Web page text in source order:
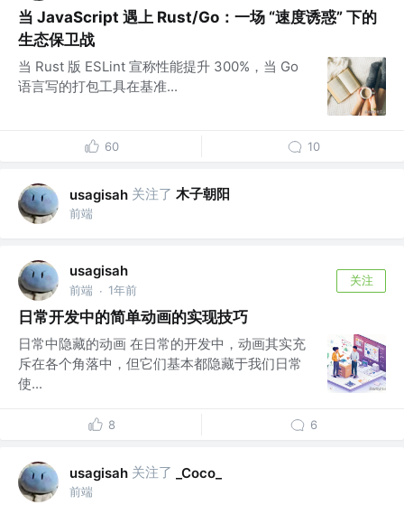
当 JavaScript 遇上 Rust/Go：一场 “速度诱惑” 下的
生态保卫战
当 Rust 版 ESLint 宣称性能提升 300%，当 Go
语言写的打包工具在基准...
60 10
usagisah 关注了 木子朝阳
前端
usagisah
前端 · 1年前
关注
日常开发中的简单动画的实现技巧
日常中隐藏的动画 在日常的开发中，动画其实充
斥在各个角落中，但它们基本都隐藏于我们日常
使...
8 6
usagisah 关注了 _Coco_
前端